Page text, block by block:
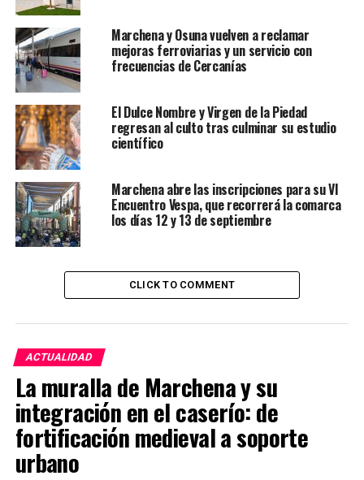
Marchena y Osuna vuelven a reclamar
mejoras ferroviarias y un servicio con
frecuencias de Cercanías
El Dulce Nombre y Virgen de la Piedad
regresan al culto tras culminar su estudio
científico
Marchena abre las inscripciones para su VI
Encuentro Vespa, que recorrerá la comarca
los días 12 y 13 de septiembre
CLICK TO COMMENT
ACTUALIDAD
La muralla de Marchena y su
integración en el caserío: de
fortificación medieval a soporte
urbano